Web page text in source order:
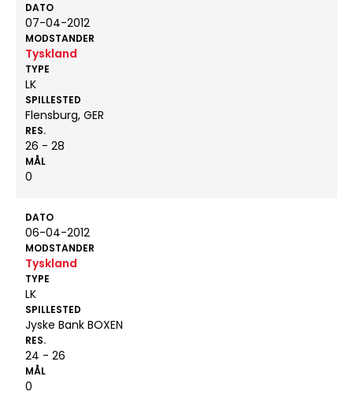
DATO
07-04-2012
MODSTANDER
Tyskland
TYPE
LK
SPILLESTED
Flensburg, GER
RES.
26 - 28
MÅL
0
DATO
06-04-2012
MODSTANDER
Tyskland
TYPE
LK
SPILLESTED
Jyske Bank BOXEN
RES.
24 - 26
MÅL
0